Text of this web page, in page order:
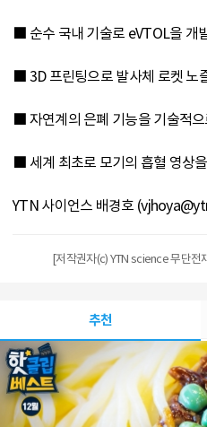
■ 순수 국내 기술로 eVTOL을 개
■ 3D 프린팅으로 발사체 로켓 노
■ 자연계의 은폐 기능을 기술적으
■ 세계 최초로 모기의 흡혈 영상
YTN 사이언스 배경호
[저작권자(c) YTN science 무단전
추천